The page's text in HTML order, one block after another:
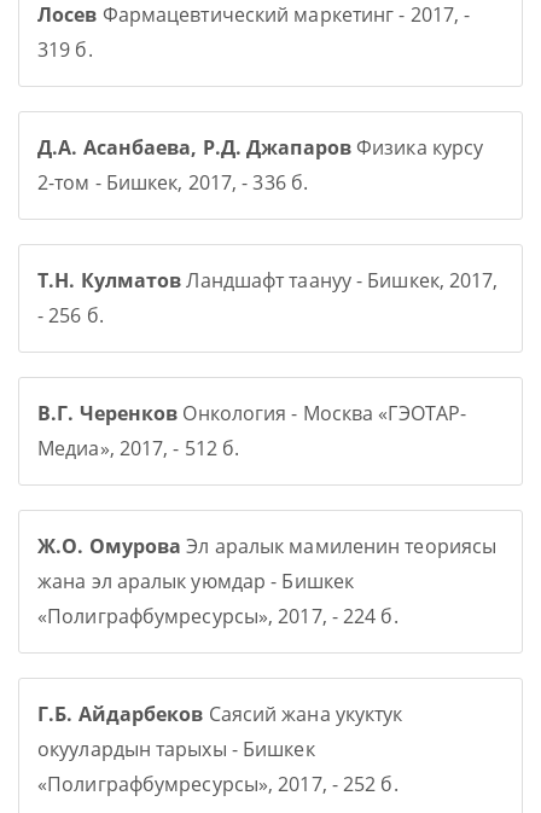
Лосев Фармацевтический маркетинг - 2017, -
319 б.
Д.А. Асанбаева, Р.Д. ДжапаровФизика курсу
2-том - Бишкек, 2017, - 336 б.
Т.Н. КулматовЛандшафт таануу - Бишкек, 2017,
- 256 б.
В.Г. Черенков Онкология - Москва «ГЭОТАР-
Медиа», 2017, - 512 б.
Ж.О. Омурова Эл аралык мамиленин теориясы
жана эл аралык уюмдар - Бишкек
«Полиграфбумресурсы», 2017, - 224 б.
Г.Б. Айдарбеков Саясий жана укуктук
окуулардын тарыхы - Бишкек
«Полиграфбумресурсы», 2017, - 252 б.